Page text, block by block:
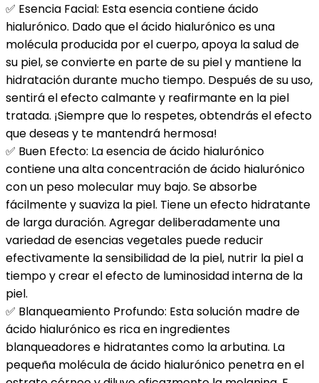
Vitamina
C,
Sérum
Antiedad
y
Antiarrugas,
Bio…
cantidad
✅ Esencia Facial: Esta esencia contiene ácido
hialurónico. Dado que el ácido hialurónico es una
molécula producida por el cuerpo, apoya la salud de
su piel, se convierte en parte de su piel y mantiene la
hidratación durante mucho tiempo. Después de su uso,
sentirá el efecto calmante y reafirmante en la piel
tratada. ¡Siempre que lo respetes, obtendrás el efecto
que deseas y te mantendrá hermosa!
✅ Buen Efecto: La esencia de ácido hialurónico
contiene una alta concentración de ácido hialurónico
con un peso molecular muy bajo. Se absorbe
fácilmente y suaviza la piel. Tiene un efecto hidratante
de larga duración. Agregar deliberadamente una
variedad de esencias vegetales puede reducir
efectivamente la sensibilidad de la piel, nutrir la piel a
tiempo y crear el efecto de luminosidad interna de la
piel.
✅ Blanqueamiento Profundo: Esta solución madre de
ácido hialurónico es rica en ingredientes
blanqueadores e hidratantes como la arbutina. La
pequeña molécula de ácido hialurónico penetra en el